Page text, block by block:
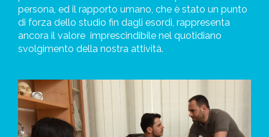
persona, ed il rapporto umano, che è stato un punto
di forza dello studio fin dagli esordi, rappresenta
ancora il valore imprescindibile nel quotidiano
svolgimento della nostra attività.